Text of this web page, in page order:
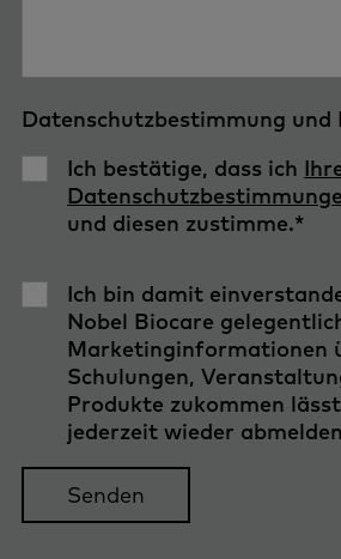
Datenschutzbestimmung
Ich bestätige, dass ich
und diesen zustimme.*
Ich bin damit
Nobel Biocare
Marketinginformationen
Schulungen,
Produkte zukommen
jederzeit wieder